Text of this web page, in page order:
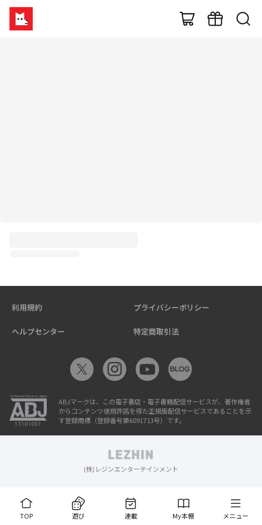
TOP 遊び 連載 My本棚 メニュー
利用規約 プライバシーポリシー
ヘルプセンター 特定商取引法
ABJマークは、この電子書店・電子書籍配信サービスが、著作権者
からコンテンツ使用許諾を得た正規版配信サービスであることを示
す登録商標（登録番号第6091713号）です。
(株)レジンエンターテインメント